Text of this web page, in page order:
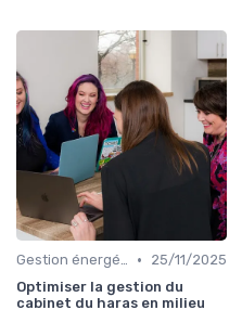
Gestion énergétique •
25/11/2025
Optimiser la gestion du
cabinet du haras en milieu